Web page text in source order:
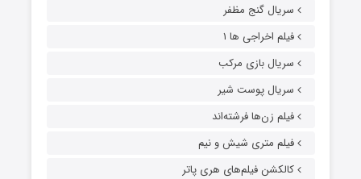
سریال گنج مظفر
فیلم اخراجی ها ۱
سریال بازی مرکب
سریال پوست شیر
فیلم زن‌ها فرشته‌اند
فیلم متری شیش و نیم
کالکشن فیلم‌های هری پاتر